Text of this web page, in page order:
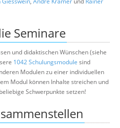
Seminare
und didaktischen Wünschen (siehe
1042 Schulungsmodule sind
Modulen zu einer individuellen
Modul können Inhalte streichen und
Schwerpunkte setzen!